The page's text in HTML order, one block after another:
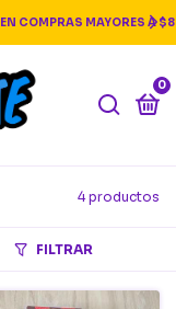
A $80.000
0
4 productos
FILTRAR